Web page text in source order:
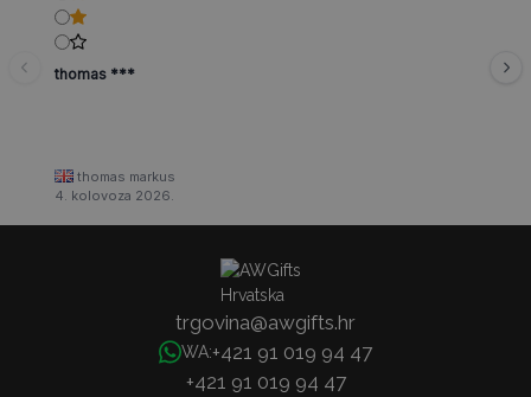
thomas ***
thomas markus
4. kolovoza 2026.
trgovina@awgifts.hr
WA:+421 91 019 94 47
+421 91 019 94 47